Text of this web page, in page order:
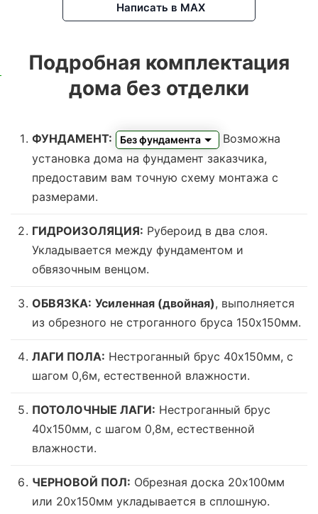
Написать в MAX
Подробная комплектация
дома без отделки
ФУНДАМЕНТ: Без фундамента
Возможна
установка дома на фундамент заказчика,
предоставим вам точную схему монтажа с
размерами.
ГИДРОИЗОЛЯЦИЯ: Рубероид в два слоя.
Укладывается между фундаментом и
обвязочным венцом.
ОБВЯЗКА: Усиленная (двойная), выполняется
из обрезного не строганного бруса 150х150мм.
ЛАГИ ПОЛА: Нестроганный брус 40х150мм, с
шагом 0,6м, естественной влажности.
ПОТОЛОЧНЫЕ ЛАГИ: Нестроганный брус
40х150мм, с шагом 0,8м, естественной
влажности.
ЧЕРНОВОЙ ПОЛ: Обрезная доска 20х100мм
или 20х150мм укладывается в сплошную.